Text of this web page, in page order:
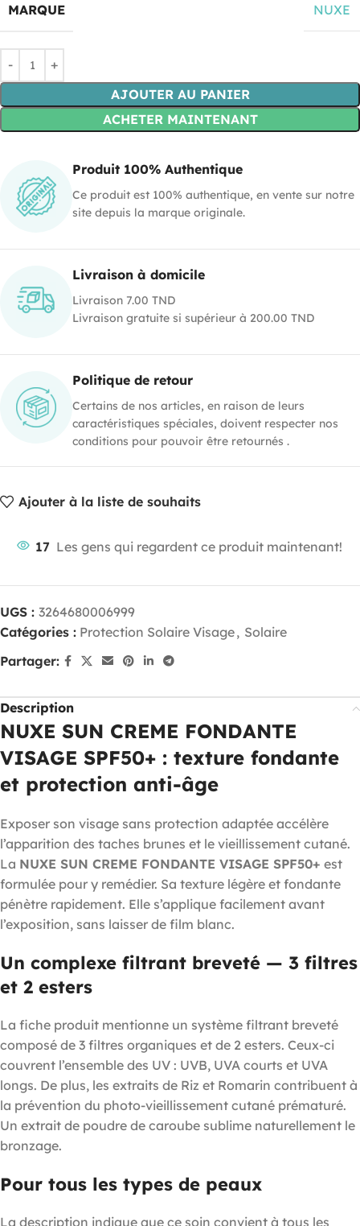
MARQUE NUXE
AJOUTER AU PANIER
ACHETER MAINTENANT
Produit 100% Authentique
Ce produit est 100% authentique, en vente sur notre
site depuis la marque originale.
Livraison à domicile
Livraison 7.00 TND
Livraison gratuite si supérieur à 200.00 TND
Politique de retour
Certains de nos articles, en raison de leurs
caractéristiques spéciales, doivent respecter nos
conditions pour pouvoir être retournés .
Ajouter à la liste de souhaits
17 Les gens qui regardent ce produit maintenant!
UGS : 3264680006999
Catégories : Protection Solaire Visage, Solaire
Partager:
Description
NUXE SUN CREME FONDANTE
VISAGE SPF50+ : texture fondante
et protection anti-âge
Exposer son visage sans protection adaptée accélère
l’apparition des taches brunes et le vieillissement cutané.
La NUXE SUN CREME FONDANTE VISAGE SPF50+ est
formulée pour y remédier. Sa texture légère et fondante
pénètre rapidement. Elle s’applique facilement avant
l’exposition, sans laisser de film blanc.
Un complexe filtrant breveté — 3 filtres
et 2 esters
La fiche produit mentionne un système filtrant breveté
composé de 3 filtres organiques et de 2 esters. Ceux-ci
couvrent l’ensemble des UV : UVB, UVA courts et UVA
longs. De plus, les extraits de Riz et Romarin contribuent à
la prévention du photo-vieillissement cutané prématuré.
Un extrait de poudre de caroube sublime naturellement le
bronzage.
Pour tous les types de peaux
La description indique que ce soin convient à tous les